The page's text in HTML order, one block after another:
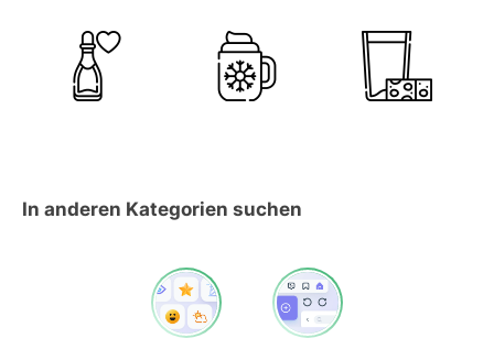
In anderen Kategorien suchen